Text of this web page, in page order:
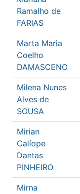
Ramalho de
FARIAS
Marta Maria
Coelho
DAMASCENO
Milena Nunes
Alves de
SOUSA
Mirian
Calíope
Dantas
PINHEIRO
Mirna